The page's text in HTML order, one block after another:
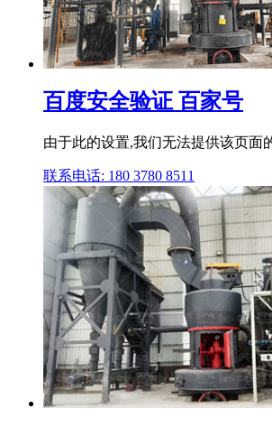
百度安全验证 百家号
由于此的设置,我们无法提供该页面
联系电话: 180 3780 8511